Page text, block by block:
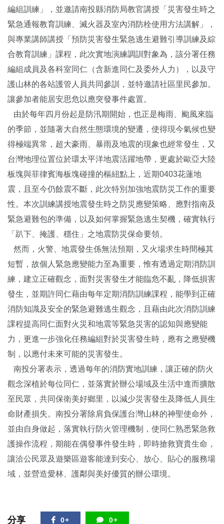
編組訓練」，並邀請南投縣消防局教官講授「災害發生時之
緊急通報教育訓練、滅火器及室內消防栓使用方法講解」，
與專業講師講授「預防災害發生緊急逃生避難引導訓練及綜
合教育訓練」課程，此次實地演練調訓對象為，該分署任務
編組成員及各科室同仁（含新進同仁及委外人力），以及守
護山林的各站護管人員共同參訓，並特邀請社區里民參加。
讓參加者能居安思危以應突發事件處置。
由於每年四月份起是防汛期開始，也正是梅雨、颱風來臨
的季節，並隨著大自然生態環境的變遷，使得現今氣候也變
得極端異常，超大豪雨、暴雨及地震的現象也經常發生，又
台灣地理位置位於環太平洋地震活躍地帶，更處於歐亞大陸
板塊與菲律賓海板塊碰撞的樞紐點上，近期0403花蓮地
震，且至今仍餘震不斷，此次特別加強地震防災工作的重要
性。本次訓練講授地震發生時之防災應變策略、應對指南及
緊急避難包的準備，以及如何掌握緊急逃生契機，確實執行
「趴下、掩護、穩住」之地震防災保命要領。
然而，火警、地震發生係無法預期，又火場求生時間極其
短暫，故個人緊急應變能力至為重要，惟有透過定期消防訓
練，建立正確觀念，面對災害發生才能臨危不亂，降低損害
發生，並期許同仁藉由每年定期消防訓練課程，能學到正確
消防知識及安全的緊急避難逃生觀念，且藉由此次消防訓練
課程提高同仁面對火災和地震等緊急災害的認知與應變能
力，更進一步強化任務編組對於災害發生時，應有之應變機
制，以應付未來可能的災害發生。
南投分署表示，透過每年的消防實地訓練，讓正確的防火
觀念深植於每位同仁，並落實於辦公場域及生活中進而擴散
至民眾，共同保衛美好鄉里，以減少災害發生及降低人員生
命財產損失。南投分署除肩負保護台灣山林的神聖使命外，
並由自身做起，落實執行防火管理機制，使同仁熟悉緊急救
護操作流程，期能在偶發事件發生時，即時搶救寶貴生命，
讓洽公民眾及遊樂區遊客能達到安心、放心、貼心的服務場
域，並營造愛林、護鄰與美好優質的辦公環境。
分享 0+ 0+